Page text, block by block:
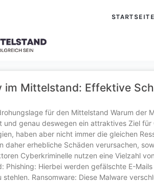
STARTSEITE
im Mittelstand: Effektive
für den Mittelstand Warum
und genau deswegen ein attraktives Ziel
haben aber nicht immer die gleichen
daher erhebliche Schäden verursachen,
Cyberkriminelle nutzen eine Vielzahl
Phishing: Hierbei werden gefälschte E-
Ransomware: Diese Malware